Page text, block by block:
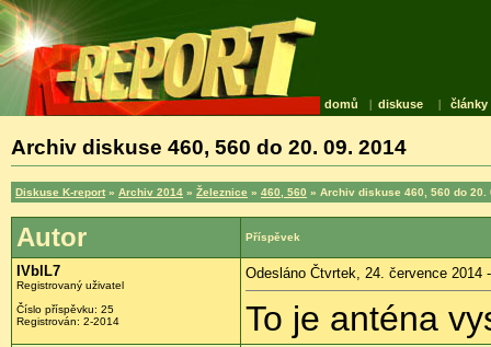
domů | diskuse | články
Archiv diskuse 460, 560 do 20. 09. 2014
Diskuse K-report » Archiv 2014 » Železnice » 460, 560 » Archiv diskuse 460, 560 do 20.
Autor Příspěvek
IVblL7
Registrovaný uživatel
Číslo příspěvku: 25
Registrován: 2-2014
Odesláno Čtvrtek, 24. července 2014
To je anténa